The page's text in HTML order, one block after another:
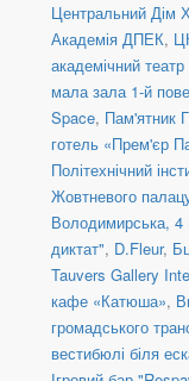
Центральний Дім
Академія ДПЕК,
академічний
мала зала 1-й
Space, Пам'ятник
готель «Прем'єр
Політехнічний
Жовтневого
Володимирська, 4
диктат", D.Fleur,
Tauvers Gallery
кафе «Катюша»,
громадського
вестибюлі біля